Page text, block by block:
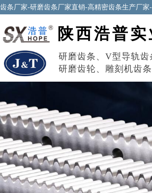
齿条厂家-研磨齿条厂家直销-高精密齿条生产厂
研磨齿条 、 V型导轨齿
研磨齿轮 、 雕刻机齿条
陕西浩普